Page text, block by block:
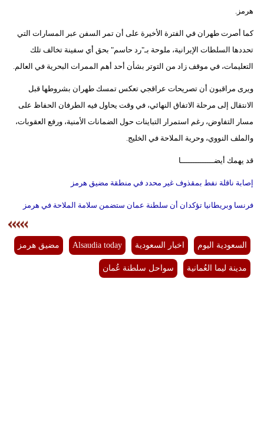
هرمز.
كما أصرت طهران في الفترة الأخيرة على أن تمر السفن عبر المسارات التي
تحددها السلطات الإيرانية، ملوحة بـ"رد حاسم" بحق أي سفينة تخالف تلك
التعليمات، في موقف زاد من التوتر بشأن أحد أهم الممرات البحرية في العالم.
ويرى مراقبون أن تصريحات عراقجي تعكس تمسك طهران بشروطها قبل
الانتقال إلى مرحلة الاتفاق النهائي، في وقت يحاول فيه الطرفان الحفاظ على
مسار التفاوض، رغم استمرار التباينات حول الضمانات الأمنية، ورفع العقوبات،
والملف النووي، وحرية الملاحة في الخليج.
قد يهمك أيضــــــــــــــا
إصابة ناقلة نفط بمقذوف غير محدد في منطقة مضيق هرمز
فرنسا وبريطانيا تؤكدان أن سلطنة عمان ستضمن سلامة الملاحة في هرمز
السعودية اليوم اخبار السعودية Alsaudia today مضيق هرمز
مدينة ليما العُمانية سواحل سلطنة عُمان